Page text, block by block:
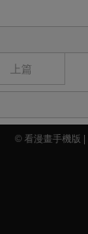
上篇
© 看漫畫手機版 |